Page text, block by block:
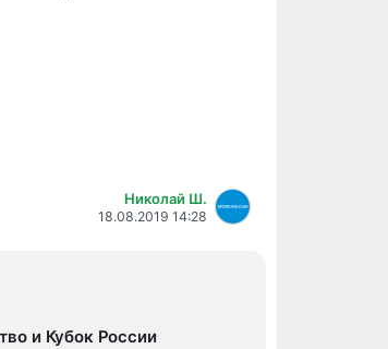
Николай Ш.
18.08.2019 14:28
и Кубок России